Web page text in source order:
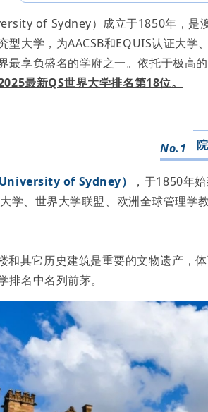
of Sydney）成立于1850年，是
型大学，为AACSB和EQUIS认证大
最享负盛名的学府之一。依托于极高
最新QS世界大学排名第18位。
No.1
of Sydney）
，于1850年
学、世界大学联盟、欧洲全球管理
和其它历史建筑是重要的文物遗产，
排名中名列前茅。